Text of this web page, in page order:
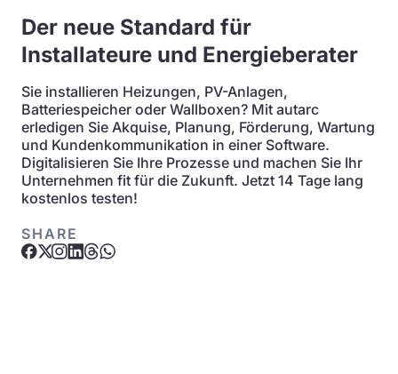
Der neue Standard für
Installateure und Energieberater
Sie installieren Heizungen, PV-Anlagen,
Batteriespeicher oder Wallboxen? Mit autarc
erledigen Sie Akquise, Planung, Förderung, Wartung
und Kundenkommunikation in einer Software.
Digitalisieren Sie Ihre Prozesse und machen Sie Ihr
Unternehmen fit für die Zukunft. Jetzt 14 Tage lang
kostenlos testen!
SHARE